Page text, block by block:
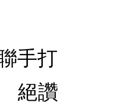
手打
絕讚